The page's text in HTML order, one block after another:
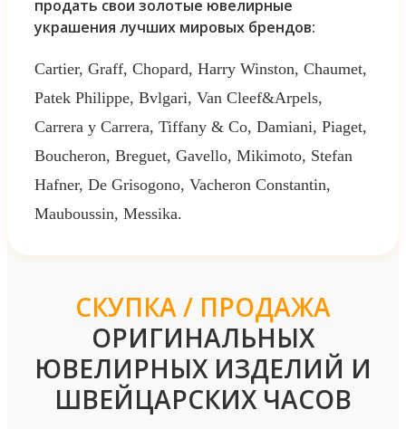
продать свои золотые ювелирные
украшения лучших мировых брендов:
Cartier, Graff, Chopard, Harry Winston, Chaumet,
Patek Philippe, Bvlgari, Van Cleef&Arpels,
Carrera y Carrera, Tiffany & Co, Damiani, Piaget,
Boucheron, Breguet, Gavello, Mikimoto, Stefan
Hafner, De Grisogono, Vacheron Constantin,
Mauboussin, Messika.
СКУПКА / ПРОДАЖА
ОРИГИНАЛЬНЫХ
ЮВЕЛИРНЫХ ИЗДЕЛИЙ И
ШВЕЙЦАРСКИХ ЧАСОВ